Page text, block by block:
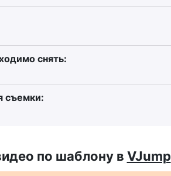
снять:
съемки:
по шаблону в VJump